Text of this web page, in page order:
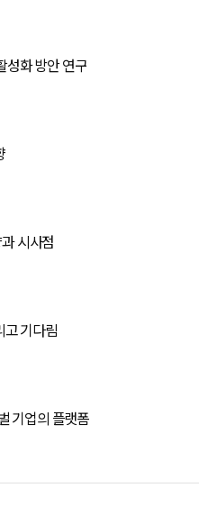
성화 방안 연구
시사점
고 기다림
기업의 플랫폼